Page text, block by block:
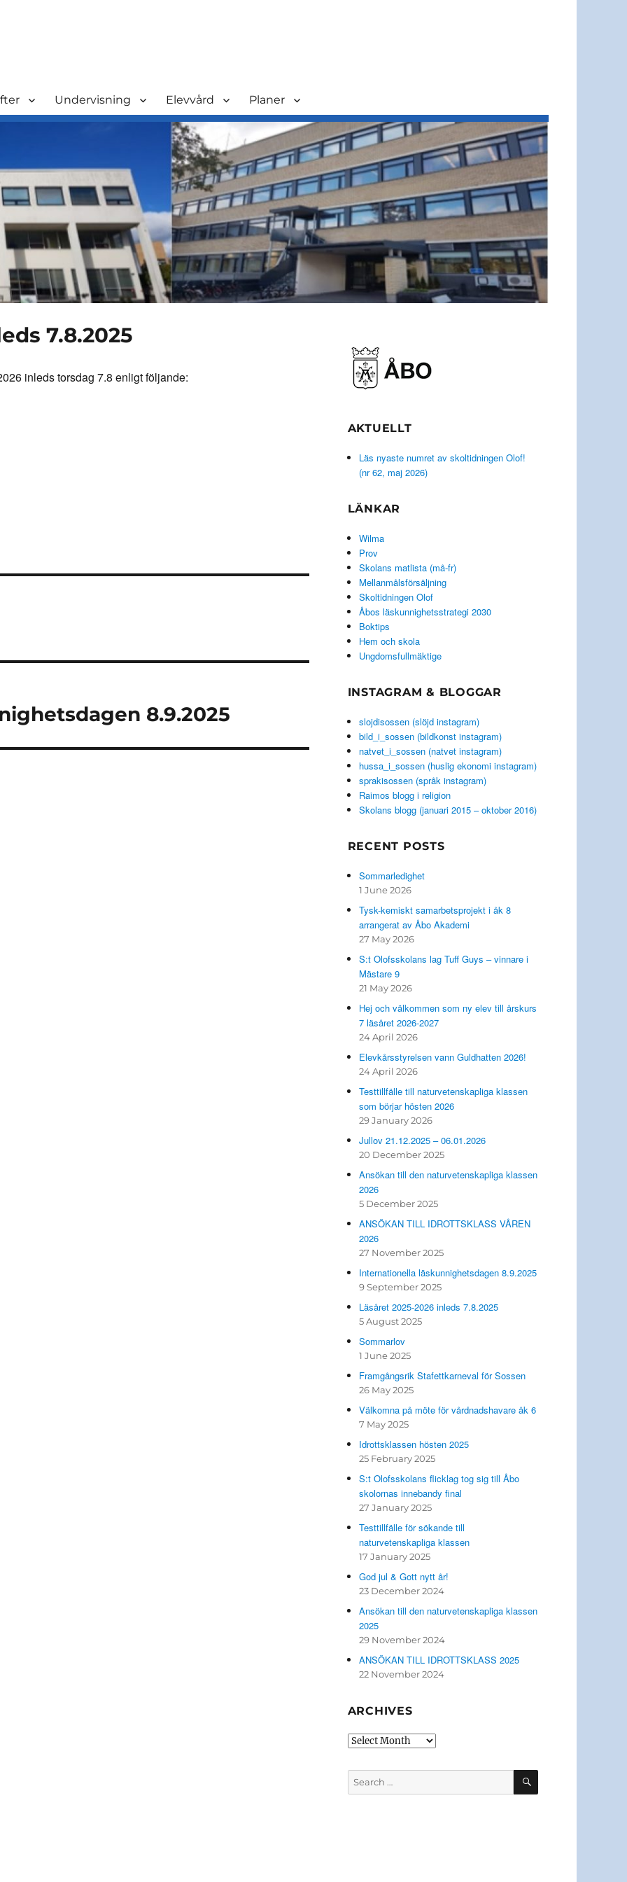
Undervisning Elevvård Planer
7.8.2025
inleds torsdag 7.8 enligt följande:
8.9.2025
AKTUELLT
Läs nyaste numret av skoltidningen Olof!
(nr 62, maj 2026)
LÄNKAR
Wilma
Prov
Skolans matlista (må-fr)
Mellanmålsförsäljning
Skoltidningen Olof
Åbos läskunnighetsstrategi 2030
Boktips
Hem och skola
Ungdomsfullmäktige
INSTAGRAM & BLOGGAR
slojdisossen (slöjd instagram)
bild_i_sossen (bildkonst instagram)
natvet_i_sossen (natvet instagram)
hussa_i_sossen (huslig ekonomi instagram)
sprakisossen (språk instagram)
Raimos blogg i religion
Skolans blogg (januari 2015 – oktober 2016)
RECENT POSTS
Sommarledighet
1 June 2026
Tysk-kemiskt samarbetsprojekt i åk 8
arrangerat av Åbo Akademi
27 May 2026
S:t Olofsskolans lag Tuff Guys – vinnare i
Mästare 9
21 May 2026
Hej och välkommen som ny elev till årskurs
7 läsåret 2026-2027
24 April 2026
Elevkårsstyrelsen vann Guldhatten 2026!
24 April 2026
Testtillfälle till naturvetenskapliga klassen
som börjar hösten 2026
29 January 2026
Jullov 21.12.2025 – 06.01.2026
20 December 2025
Ansökan till den naturvetenskapliga klassen
2026
5 December 2025
ANSÖKAN TILL IDROTTSKLASS VÅREN
2026
27 November 2025
Internationella läskunnighetsdagen 8.9.2025
9 September 2025
Läsåret 2025-2026 inleds 7.8.2025
5 August 2025
Sommarlov
1 June 2025
Framgångsrik Stafettkarneval för Sossen
26 May 2025
Välkomna på möte för vårdnadshavare åk 6
7 May 2025
Idrottsklassen hösten 2025
25 February 2025
S:t Olofsskolans flicklag tog sig till Åbo
skolornas innebandy final
27 January 2025
Testtillfälle för sökande till
naturvetenskapliga klassen
17 January 2025
God jul & Gott nytt år!
23 December 2024
Ansökan till den naturvetenskapliga klassen
2025
29 November 2024
ANSÖKAN TILL IDROTTSKLASS 2025
22 November 2024
ARCHIVES
Archives
Search
for:
SEARCH